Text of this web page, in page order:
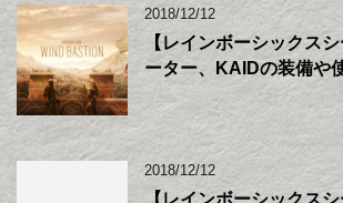
2018/12/12
【レインボーシックス
ーター、KAIDの装備や
2018/12/12
【レインボーシックス